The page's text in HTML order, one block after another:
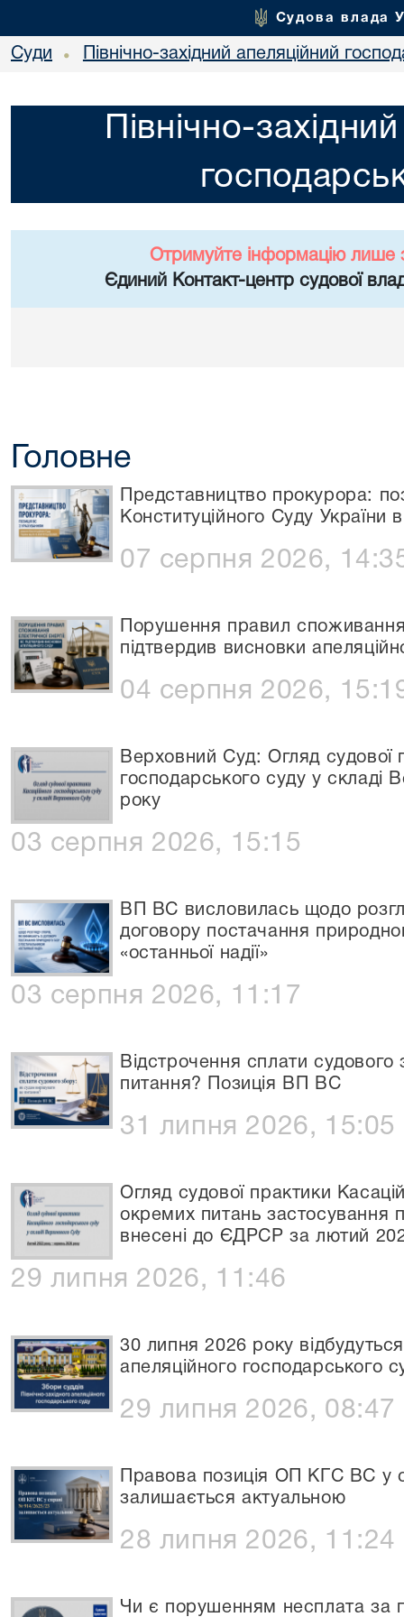
Судова влада
Суди • Північно-західний апеляційний
Північно-
Отримуйте інформацію лише
Єдиний Контакт-центр судової
Головне
Представництво прокурора:
Конституційного Суду
07 серпня 2026,
Порушення правил споживання
підтвердив висновки
04 серпня 2026,
Верховний Суд: Огляд судової
господарського суду у складі
року
03 серпня 2026, 15:15
ВП ВС висловилась щодо
договору постачання
«останньої надії»
03 серпня 2026, 11:17
Відстрочення сплати
питання? Позиція ВП ВС
31 липня 2026, 15:05
Огляд судової практики
окремих питань застосування
внесені до ЄДРСР за лютий
29 липня 2026, 11:46
30 липня 2026 року
апеляційного господарського
29 липня 2026, 08:47
Правова позиція ОП КГС ВС у
залишається актуальною
28 липня 2026, 11:24
Чи є порушенням несплата за